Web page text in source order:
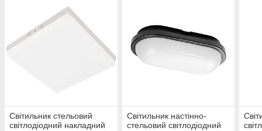
Світильник стельовий
світлодіодний накладний
Світильник настінно-
стельовий світлодіодний